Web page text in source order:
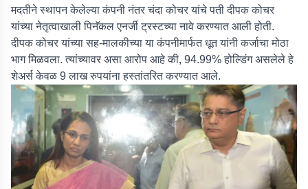
मदतीने स्थापन केलेल्या कंपनी नंतर चंदा कोचर यांचे पती दीपक कोचर
यांच्या नेतृत्वाखाली पिनॅकल एनर्जी ट्रस्टच्या नावे करण्यात आली होती.
दीपक कोचर यांच्या सह-मालकीच्या या कंपनीमार्फत धूत यांनी कर्जाचा मोठा
भाग मिळवला. त्यांच्यावर असा आरोप आहे की, 94.99% होल्डिंग असलेले हे
शेअर्स केवळ 9 लाख रुपयांना हस्तांतरित करण्यात आले.